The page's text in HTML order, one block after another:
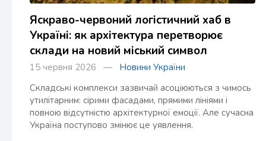
Яскраво-червоний логістичний хаб в
Україні: як архітектура перетворює
склади на новий міський символ
15 червня 2026 — Новини України
Складські комплекси зазвичай асоціюються з чимось
утилітарним: сірими фасадами, прямими лініями і
повною відсутністю архітектурної емоції. Але сучасна
Україна поступово змінює це уявлення.